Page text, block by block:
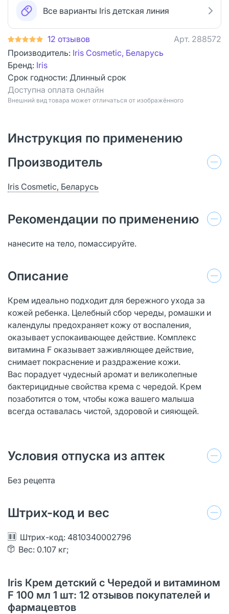
Все варианты Iris детская линия
12 отзывов Арт. 288572
Производитель: Iris Cosmetic, Беларусь
Бренд: Iris
Срок годности: Длинный срок
Доступна оплата онлайн
Bнешний вид товара может отличаться от изображённого
Инструкция по применению
Производитель
Iris Cosmetic, Беларусь
Рекомендации по применению
нанесите на тело, помассируйте.
Описание
Крем идеально подходит для бережного ухода за
кожей ребенка. Целебный сбор череды, ромашки и
календулы предохраняет кожу от воспаления,
оказывает успокаивающее действие. Комплекс
витамина F оказывает заживляющее действие,
снимает покраснение и раздражение кожи.
Вас порадует чудесный аромат и великолепные
бактерицидные свойства крема с чередой. Крем
позаботится о том, чтобы кожа вашего малыша
всегда оставалась чистой, здоровой и сияющей.
Условия отпуска из аптек
Без рецепта
Штрих-код и вес
Штрих-код: 4810340002796
Вес: 0.107 кг;
Iris Крем детский с Чередой и витамином
F 100 мл 1 шт: 12 отзывов покупателей и
фармацевтов